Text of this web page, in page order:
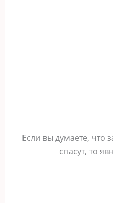
Если вы думаете, что
спасут, то